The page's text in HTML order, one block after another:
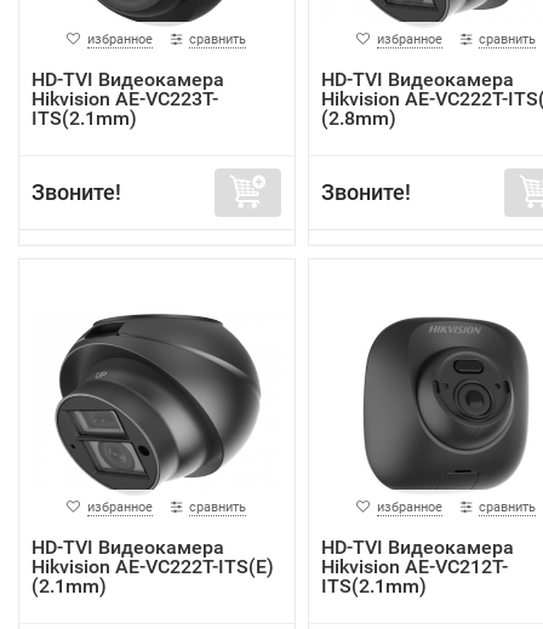
избранное сравнить
HD-TVI Видеокамера
Hikvision AE-VC223T-
ITS(2.1mm)
Звоните!
избранное сравнить
HD-TVI Видеокамера
Hikvision AE-VC222T-
(2.8mm)
Звоните!
избранное сравнить
HD-TVI Видеокамера
Hikvision AE-VC222T-ITS(E)
(2.1mm)
избранное сравнить
HD-TVI Видеокамера
Hikvision AE-VC212T-
ITS(2.1mm)